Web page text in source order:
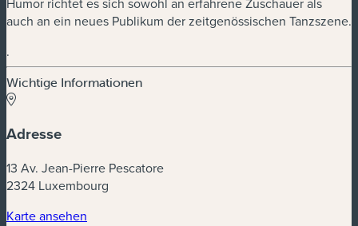
auch an ein neues Publikum der zeitgenössischen Tanzszene.
.
Wichtige Informationen
Adresse
13 Av. Jean-Pierre Pescatore
2324 Luxembourg
Karte ansehen